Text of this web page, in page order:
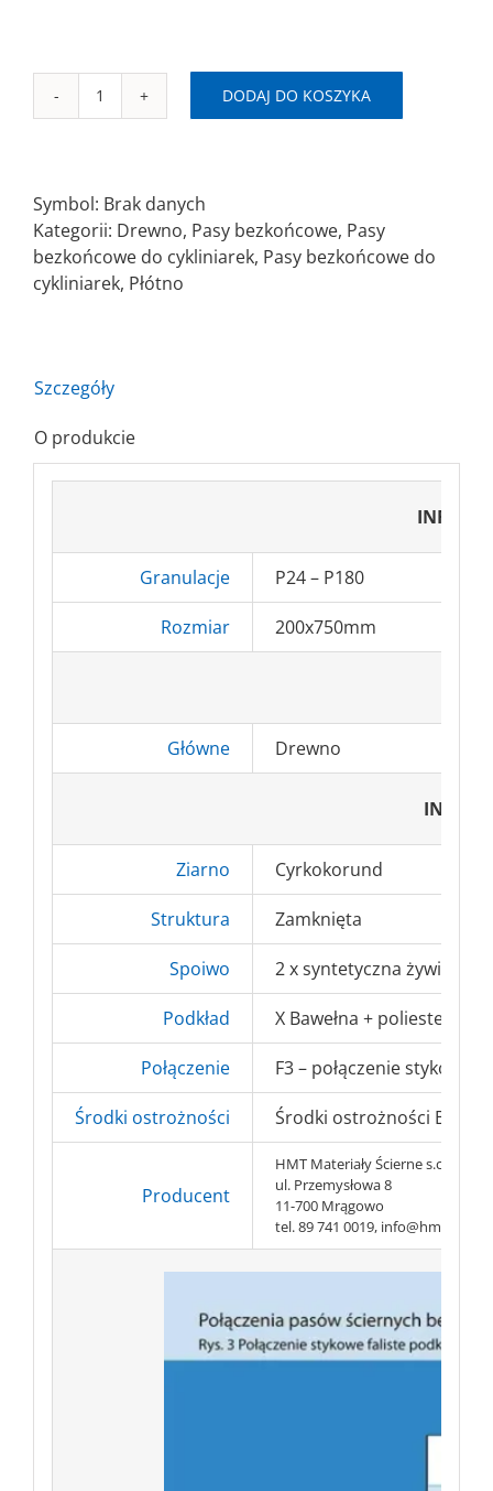
ilość
bezkońcowy
200x750mm
AZ-
X
DODAJ DO KOSZYKA
Symbol: Brak danych
Kategorii: Drewno, Pasy bezkońcowe, Pasy
bezkońcowe do cykliniarek, Pasy bezkońcowe do
cykliniarek, Płótno
Szczegóły
O produkcie
Granulacje P24 – P180
Rozmiar 200x750mm
Główne Drewno
Ziarno Cyrkokorund
Struktura Zamknięta
Spoiwo 2 x syntetyczna żywica
Podkład X Bawełna + poliester
Połączenie F3 – połączenie stykowe
Środki ostrożności Środki ostrożności BHP
Producent
HMT Materiały Ścierne s.c.
ul. Przemysłowa 8
11-700 Mrągowo
tel. 89 741 0019, info@hmt-abr.pl